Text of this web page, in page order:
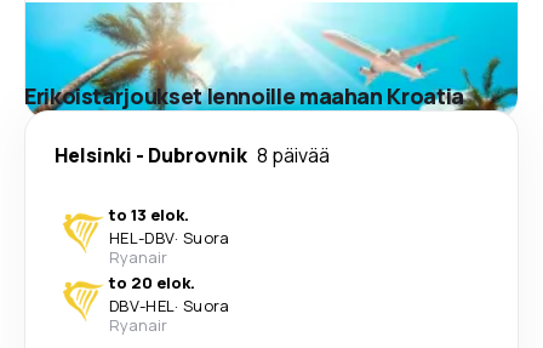
Erikoistarjoukset lennoille maahan Kroatia
Helsinki - Dubrovnik 8 päivää
to 13 elok.
HEL-DBV· Suora
Ryanair
to 20 elok.
DBV-HEL· Suora
Ryanair